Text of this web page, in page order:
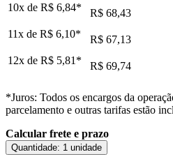
10x de R$ 6,84*
R$ 68,43
11x de R$ 6,10*
R$ 67,13
12x de R$ 5,81 * R$ 69,74
*Juros: Todos os encargos da
parcelamento e outras tarifas estão
Calcular frete e prazo
Quantidade: 1 unidade